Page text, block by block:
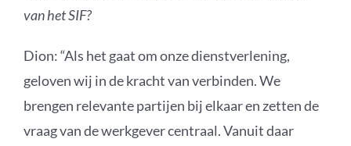
van het SIF?
Dion: “Als het gaat om onze dienstverlening,
geloven wij in de kracht van verbinden.We
brengen relevante partijen bijelkaar en zetten de
vraag van de werkgever centraal. Vanuit daar